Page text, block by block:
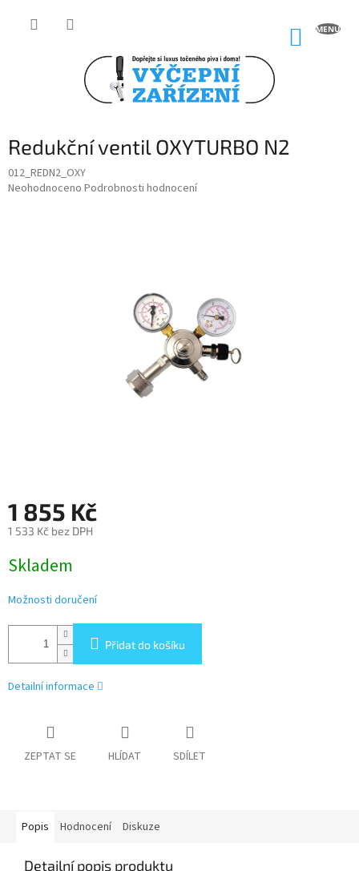
Redukční ventil OXYTURBO N2
012_REDN2_OXY
Průměrné
Neohodnoceno Podrobnosti hodnocení
1 855 Kč
1 533 Kč bez DPH
cena:
Skladem
Možnosti doručení
Přidat do košíku
Detailní informace
ZEPTAT SE HLÍDAT SDÍLET
Popis Hodnocení Diskuze
Detailní popis produktu